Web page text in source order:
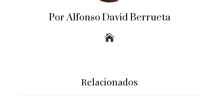
Por Alfonso David Berrueta
Relacionados